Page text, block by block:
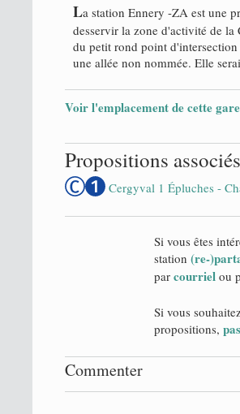
La station Ennery -ZA est une
desservir la zone d'activité de la
du petit rond point
une allée non nommée. Elle
Voir l'emplacement de cette
Propositions
Cergyval 1 Épluches -
Si vous êtes
station (re-
par courriel ou
Si vous
propositions,
Commenter